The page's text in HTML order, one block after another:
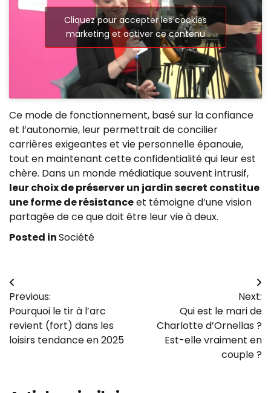
Cliquez pour accepter les cookies
marketing et activer ce contenu
Ce mode de fonctionnement, basé sur la confiance
et l’autonomie, leur permettrait de concilier
carrières exigeantes et vie personnelle épanouie,
tout en maintenant cette confidentialité qui leur est
chère. Dans un monde médiatique souvent intrusif,
leur choix de préserver un jardin secret constitue
une forme de résistanceet témoigne d’une vision
partagée de ce que doit être leur vie à deux.
Posted inSociété
Navigation
de
l’article
Previous:
Pourquoi le tir à l’arc
revient (fort) dans les
loisirs tendance en 2025
Next:
Qui est le mari de
Charlotte d’Ornellas ?
Est-elle vraiment en
couple​ ?